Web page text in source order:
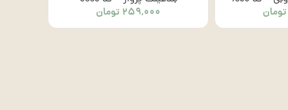
تومان ۲۵۹,۰۰۰ تومان